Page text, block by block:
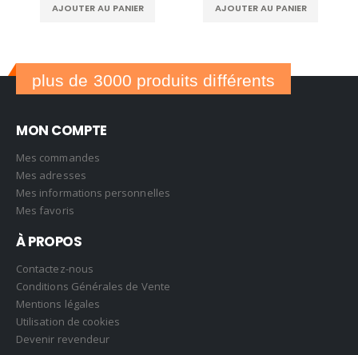
AJOUTER AU PANIER AJOUTER AU PANIER
plus de 3000 produits différents
MON COMPTE
Mes commandes
Mes adresses
Mes informations personnelles
Mes favoris
À PROPOS
Contactez-nous
Conditions Générales de Vente
Mentions légales
Utilisation de cookies
Devenir revendeur